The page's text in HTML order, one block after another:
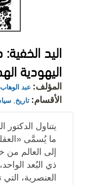
اليد
اليهودية
المؤلف: عبد
الأقسام: تاريخ,
يتناول
ما يُسمَّى
إلى العالم من
ذي البُعد
العنصرية،